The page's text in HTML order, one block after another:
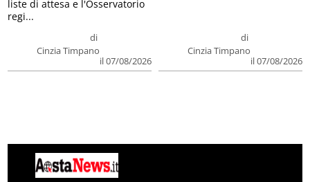
di
Cinzia Timpano
il 07/08/2026
liste di attesa e l'Osservatorio
regi...
di
Cinzia Timpano
il 07/08/2026